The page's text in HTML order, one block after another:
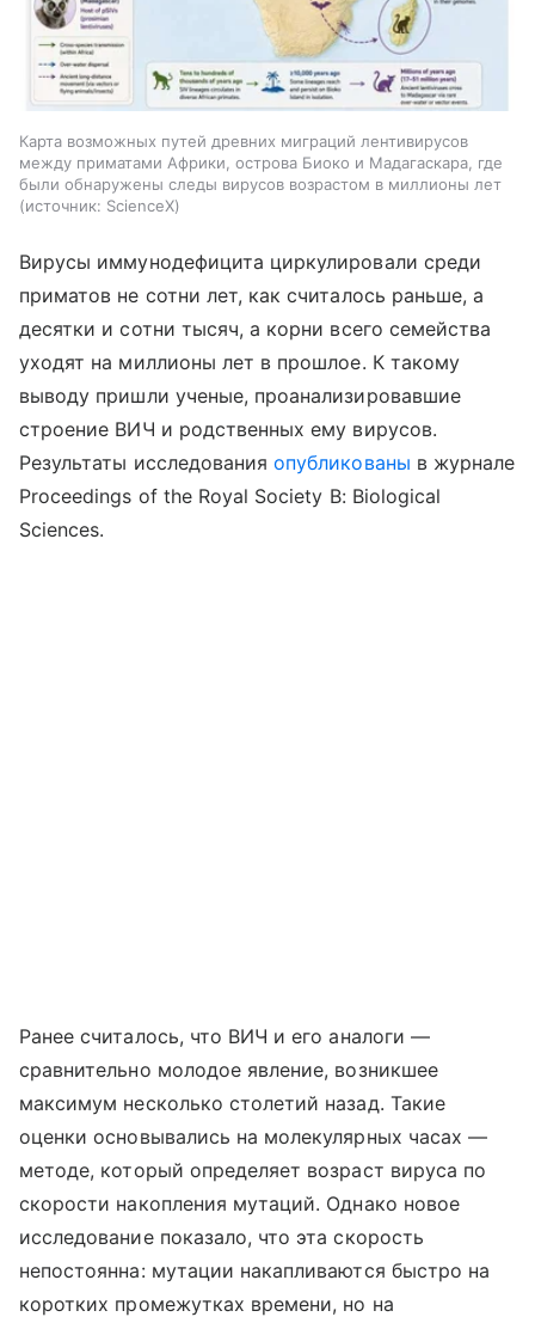
Карта возможных путей древних миграций лентивирусов
между приматами Африки, острова Биоко и Мадагаскара, где
были обнаружены следы вирусов возрастом в миллионы лет
источник: ScienceX
Вирусы иммунодефицита циркулировали среди
приматов не сотни лет, как считалось раньше, а
десятки и сотни тысяч, а корни всего семейства
уходят на миллионы лет в прошлое. К такому
выводу пришли ученые, проанализировавшие
строение ВИЧ и родственных ему вирусов.
Результаты исследованияопубликованы в журнале
Proceedings of the Royal Society B: Biological
Sciences.
Ранее считалось, что ВИЧ и его аналоги —
сравнительно молодое явление, возникшее
максимум несколько столетий назад. Такие
оценки основывались на молекулярных часах —
методе, который определяет возраст вируса по
скорости накопления мутаций. Однако новое
исследование показало, что эта скорость
непостоянна: мутации накапливаются быстро на
коротких промежутках времени, но на